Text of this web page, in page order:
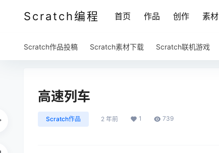
Scratch编程 首页 作品 创作 素材
Scratch作品投稿 Scratch素材下载 Scratch联机游戏
高速列车
Scratch作品 2 年前 1 739